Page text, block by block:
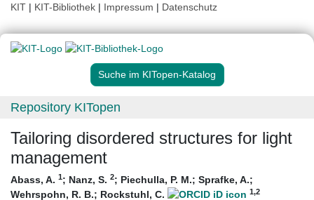
KIT | KIT-Bibliothek | Impressum | Datenschutz
Suche im KITopen-Katalog
Repository KITopen
Tailoring disordered structures for light
management
Abass, A. 1; Nanz, S. 2; Piechulla, P. M.; Sprafke, A.;
Wehrspohn, R. B.; Rockstuhl, C. 1,2